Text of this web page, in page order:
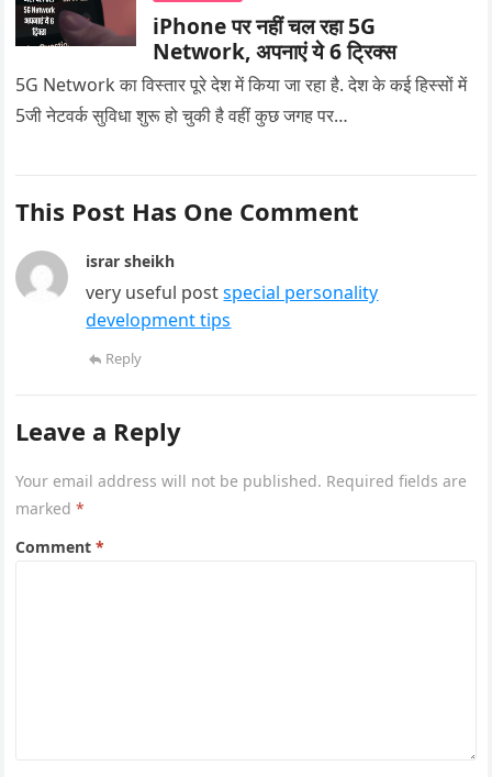
iPhone पर नहीं चल रहा 5G
Network, अपनाएं ये 6 ट्रिक्स
5G Network का विस्तार पूरे देश में किया जा रहा है. देश के कई हिस्सों में
5जी नेटवर्क सुविधा शुरू हो चुकी है वहीं कुछ जगह पर…
This Post Has One Comment
israr sheikh
very useful postspecial personality
development tips
Reply
Leave a Reply
Your email address will not be published. Required fields are
marked*
Comment*